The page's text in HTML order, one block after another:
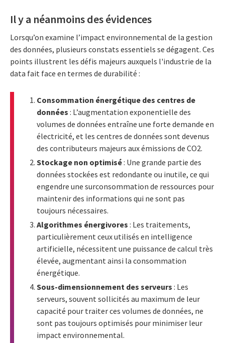
Il y a néanmoins des évidences
Lorsqu’on examine l’impact environnemental de la gestion
des données, plusieurs constats essentiels se dégagent. Ces
points illustrent les défis majeurs auxquels l'industrie de la
data fait face en termes de durabilité :
Consommation énergétique des centres de
données : L’augmentation exponentielle des
volumes de données entraîne une forte demande en
électricité, et les centres de données sont devenus
des contributeurs majeurs aux émissions de CO2.
Stockage non optimisé: Une grande partie des
données stockées est redondante ou inutile, ce qui
engendre une surconsommation de ressources pour
maintenir des informations qui ne sont pas
toujours nécessaires.
Algorithmes énergivores : Les traitements,
particulièrement ceux utilisés en intelligence
artificielle, nécessitent une puissance de calcul très
élevée, augmentant ainsi la consommation
énergétique.
Sous-dimensionnement des serveurs : Les
serveurs, souvent sollicités au maximum de leur
capacité pour traiter ces volumes de données, ne
sont pas toujours optimisés pour minimiser leur
impact environnemental.